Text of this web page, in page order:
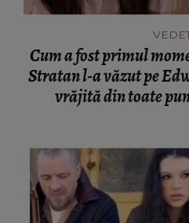
Cum a fost primul
Stratan l-a văzut pe
vrăjită din toate